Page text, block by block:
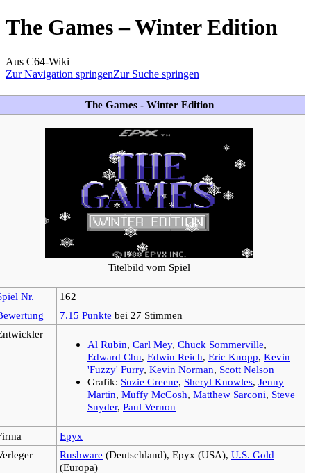
The Games – Winter Edition
Aus C64-Wiki
Zur Navigation springenZur Suche springen
The Games - Winter Edition
Titelbild vom Spiel
Nr.
162
7.15 Punkte bei 27 Stimmen
Al Rubin, Carl Mey, Chuck Sommerville,
Edward Chu, Edwin Reich, Eric Knopp, Kevin
'Fuzzy' Furry, Kevin Norman, Scott Nelson
Grafik: Suzie Greene, Sheryl Knowles, Jenny
Martin, Muffy McCosh, Matthew Sarconi, Steve
Snyder, Paul Vernon
Epyx
Rushware (Deutschland), Epyx (USA), U.S. Gold
(Europa)